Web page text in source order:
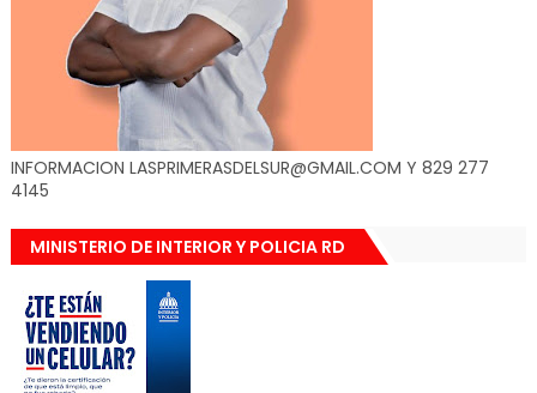
INFORMACION LASPRIMERASDELSUR@GMAIL.COM Y 829 277
4145
MINISTERIO DE INTERIOR Y POLICIA RD